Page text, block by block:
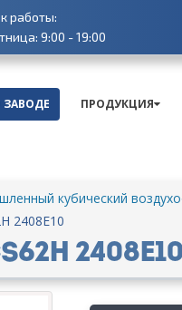
работы:
9:00 - 19:00
ПРОДУКЦИЯ
кубический
2408E10
2408E10